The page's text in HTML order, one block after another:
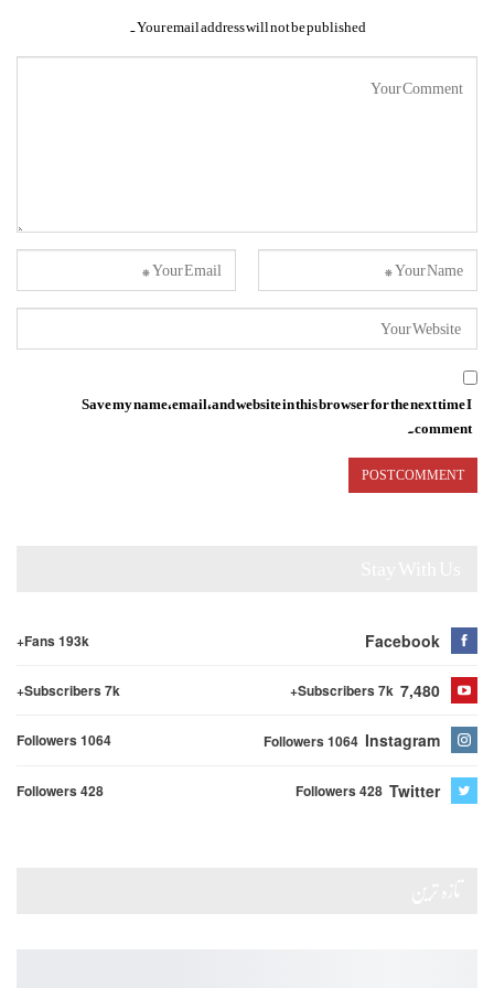
Your email address will not be published.
Save my name, email, and website in this browser for the next time I
comment.
Facebook
Fans 193k+
7,480
Subscribers 7k+
Subscribers 7k+
Instagram
Followers 1064
Followers 1064
Twitter
Followers 428
Followers 428